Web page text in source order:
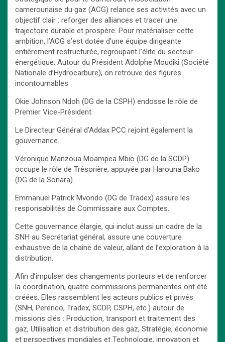
camerounaise du gaz (ACG) relance ses activités avec un
objectif clair : reforger des alliances et tracer une
trajectoire durable et prospère. Pour matérialiser cette
ambition, l’ACG s’est dotée d’une équipe dirigeante
entièrement restructurée, regroupant l’élite du secteur
énergétique. Autour du Président Adolphe Moudiki (Société
Nationale d’Hydrocarbure), on retrouve des figures
incontournables :
Okie Johnson Ndoh (DG de la CSPH) endosse le rôle de
Premier Vice-Président.
Le Directeur Général d’Addax PCC rejoint également la
gouvernance.
Véronique Manzoua Moampea Mbio (DG de la SCDP)
occupe le rôle de Trésorière, appuyée par Harouna Bako
(DG de la Sonara).
Emmanuel Patrick Mvondo (DG de Tradex) assure les
responsabilités de Commissaire aux Comptes.
Cette gouvernance élargie, qui inclut aussi un cadre de la
SNH au Secrétariat général, assure une couverture
exhaustive de la chaîne de valeur, allant de l’exploration à la
distribution.
Afin d’impulser des changements porteurs et de renforcer
la coordination, quatre commissions permanentes ont été
créées. Elles rassemblent les acteurs publics et privés
(SNH, Perenco, Tradex, SCDP, CSPH, etc.) autour de
missions clés : Production, transport et traitement des
gaz, Utilisation et distribution des gaz, Stratégie, économie
et perspectives mondiales et Technologie, innovation et